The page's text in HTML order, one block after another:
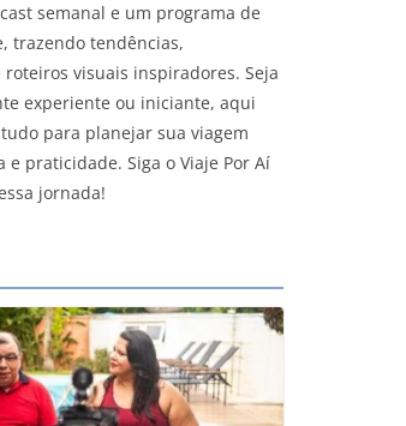
semanal e um programa de
trazendo tendências,
visuais inspiradores. Seja
experiente ou iniciante, aqui
para planejar sua viagem
e praticidade. Siga o Viaje Por Aí
jornada!